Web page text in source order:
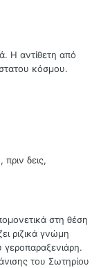
Η αντίθετη από
κόσμου.
δεις,
στη θέση
ριζικά γνώμη
γεροπαραξενιάρη.
του Σωτηρίου